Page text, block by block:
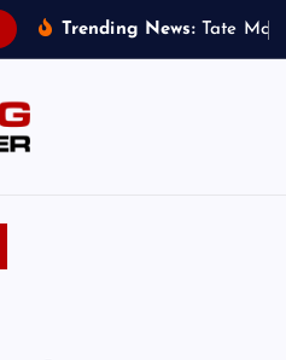
Trending News: Tate Mc